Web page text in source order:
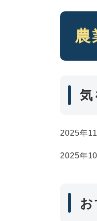
本
農
気
2025年
2025年